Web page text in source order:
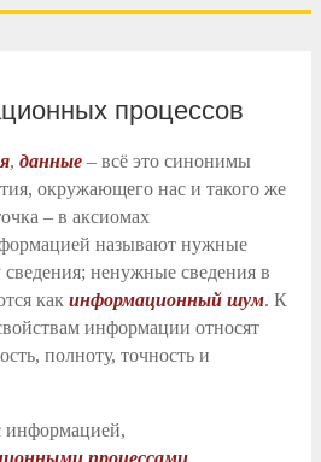
процессов
, данные – всё это синонимы
окружающего нас и такого же
– в аксиомах
называют нужные
сведения; ненужные сведения в
как информационный шум. К
информации относят
полноту, точность и
информацией,
процессами.